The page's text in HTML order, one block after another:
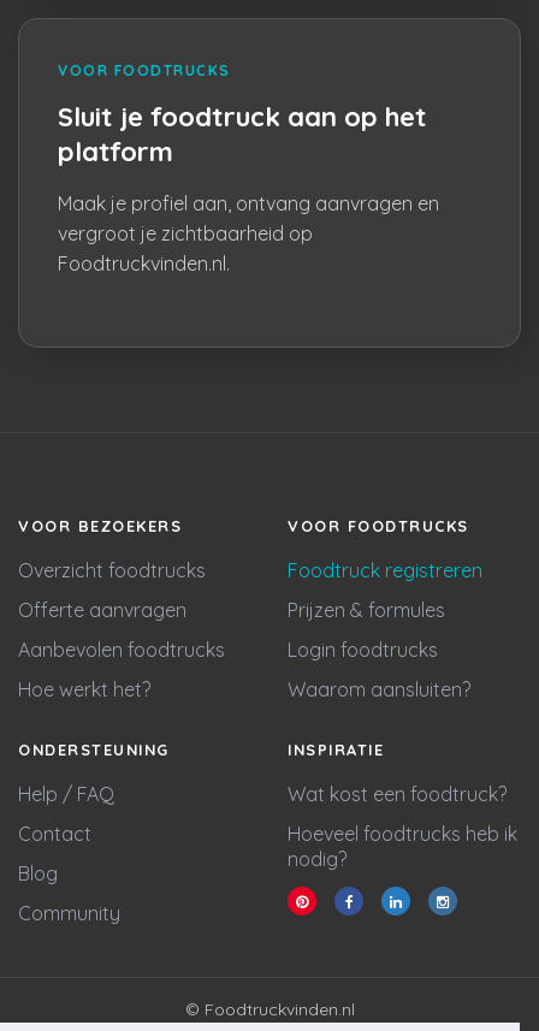
VOOR FOODTRUCKS
Sluit je foodtruck aan op het
platform
Maak je profiel aan, ontvang aanvragen en
vergroot je zichtbaarheid op
Foodtruckvinden.nl.
VOOR BEZOEKERS
Overzicht foodtrucks
Offerte aanvragen
Aanbevolen foodtrucks
Hoe werkt het?
VOOR FOODTRUCKS
Foodtruck registreren
Prijzen & formules
Login foodtrucks
Waarom aansluiten?
ONDERSTEUNING
Help / FAQ
Contact
Blog
Community
INSPIRATIE
Wat kost een foodtruck?
Hoeveel foodtrucks heb ik
nodig?
© Foodtruckvinden.nl